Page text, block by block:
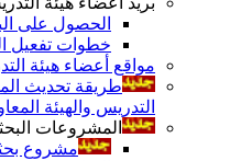
الحصول على
خطوات تفعيل
مواقع أعضاء هيئة
طريقة تحديث
التدريس والهيئة
المشروعات
مشروع